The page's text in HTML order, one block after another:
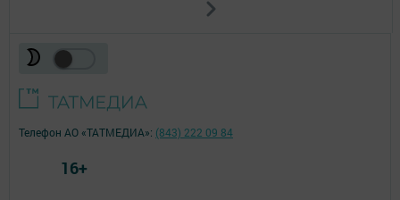
Телефон АО «ТАТМЕДИА»: (843) 222 09 84
16+